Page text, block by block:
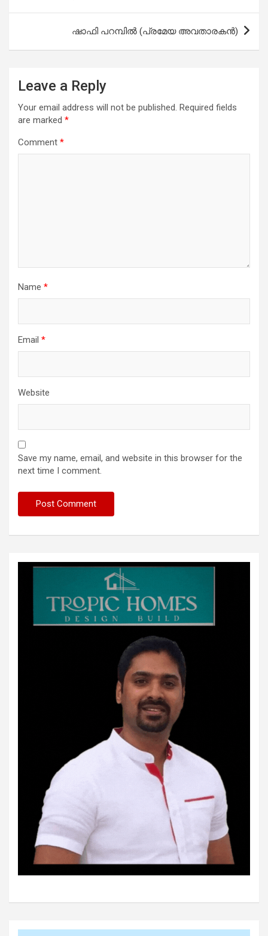
ഷാഫി പറമ്പില്‍ (പ്രമേയ അവതാരകന്‍)
Leave a Reply
Your email address will not be published. Required fields
are marked *
Comment *
Name *
Email *
Website
Save my name, email, and website in this browser for the
next time I comment.